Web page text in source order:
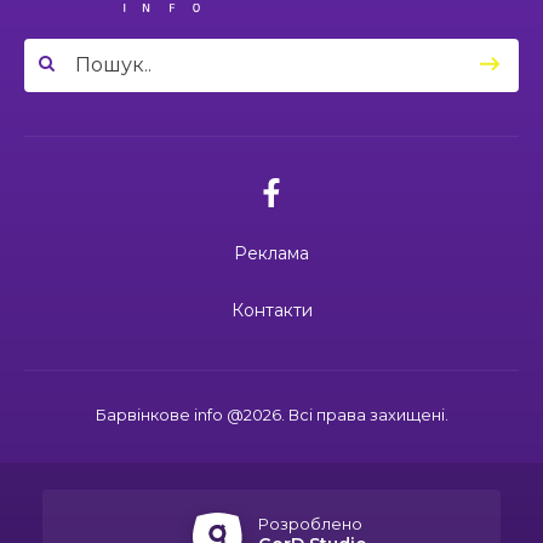
один вибір — захищати Україну
04:27
Барвінківського ліцею №1 пройшли фахове
Спільними зусиллями заради дітей: у
Вони віддали життя за Україну: 3
липня вшановуємо пам’ять Миколи
Поки звучить материнська молитва,
живе пам’ять
життя зупинився на цифрі 24
Барвінкове info @2026. Всі права захищені.
Реклама
Контакти
Розроблено